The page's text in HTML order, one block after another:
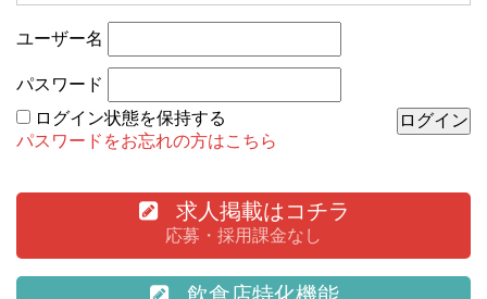
ユーザー名
パスワード
ログイン状態を保持する
パスワードをお忘れの方はこちら
求人掲載はコチラ
応募・採用課金なし